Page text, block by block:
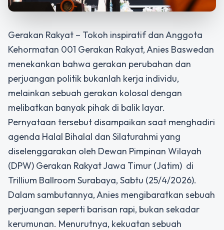
Gerakan Rakyat – Tokoh inspiratif dan Anggota
Kehormatan 001 Gerakan Rakyat, Anies Baswedan
menekankan bahwa gerakan perubahan dan
perjuangan politik bukanlah kerja individu,
melainkan sebuah gerakan kolosal dengan
melibatkan banyak pihak di balik layar.
Pernyataan tersebut disampaikan saat menghadiri
agenda Halal Bihalal dan Silaturahmi yang
diselenggarakan oleh Dewan Pimpinan Wilayah
(DPW) Gerakan Rakyat Jawa Timur (Jatim) di
Trillium Ballroom Surabaya, Sabtu (25/4/2026).
Dalam sambutannya, Anies mengibaratkan sebuah
perjuangan seperti barisan rapi, bukan sekadar
kerumunan. Menurutnya, kekuatan sebuah